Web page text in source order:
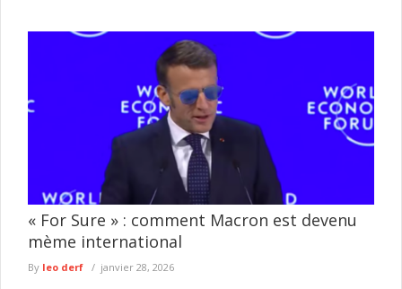
« For Sure » : comment Macron est devenu
mème international
By leo derf janvier 28, 2026